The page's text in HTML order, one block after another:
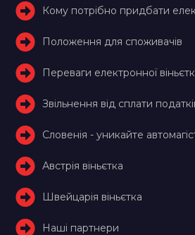
Кому потрібно придбати
Положення для споживачів
Переваги електронної
Звільнення від сплати
Словенія - уникайте
Австрія віньєтка
Швейцарія віньєтка
Наші партнери